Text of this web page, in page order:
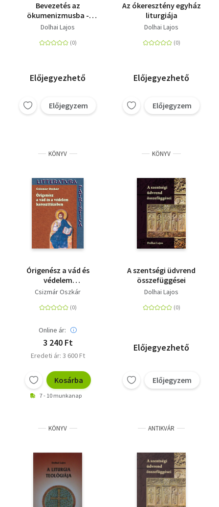
Bevezetés az
ökumenizmusba -
Katolikus
Dolhai Lajos
Előjegyezhető
Előjegyzem
Az ókeresztény egyház
liturgiája
Dolhai Lajos
Előjegyezhető
Előjegyzem
KÖNYV
Órigenész a vád és
védelem
kereszttüzében
Csizmár Oszkár
Online ár:
3 240 Ft
Eredeti ár: 3 600 Ft
Kosárba
7 - 10 munkanap
KÖNYV
A szentségi üdvrend
összefüggései
Dolhai Lajos
Előjegyezhető
Előjegyzem
KÖNYV ANTIKVÁR